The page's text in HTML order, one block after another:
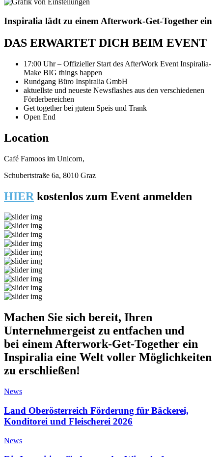
Inspiralia lädt zu einem Afterwork-Get-Together ein
DAS ERWARTET DICH BEIM EVENT
17:00 Uhr – Offizieller Start des AfterWork Event Inspiralia-
Make BIG things happen
Rundgang Büro Inspiralia GmbH
aktuellste und neueste Newsflashes aus den verschiedenen
Förderbereichen
Get together bei gutem Speis und Trank
Open End
Location
Café Famoos im Unicorn,
Schubertstraße 6a, 8010 Graz
HIER kostenlos zum Event anmelden
Machen Sie sich bereit, Ihren
Unternehmergeist zu entfachen und
bei einem Afterwork-Get-Together ein
Inspiralia eine Welt voller Möglichkeiten
zu erschließen!
News
Land Oberösterreich Förderung für Bäckerei,
Konditorei und Fleischerei 2026
News